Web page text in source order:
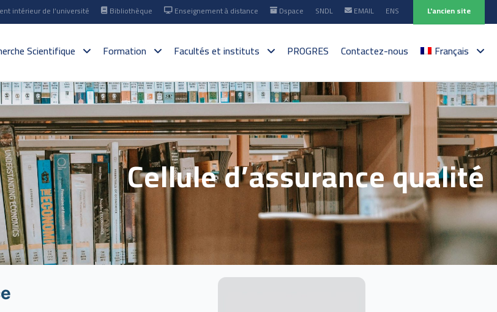
intérieur de l’université Bibliothèque Enseignement à distance Dspace SNDL EMAIL ENS L'ancien site
Scientifique Formation Facultés et instituts PROGRES Contactez-nous Français
Cellule d’assurance qualité